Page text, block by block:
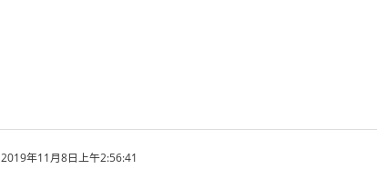
2019年11月8日上午2:56:41